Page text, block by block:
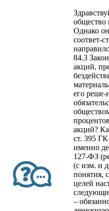
общество
Однако
соответ-
84.3
акций,
его
акций?
ст. 395
именно
127-ФЗ
(с изм. и
понятия,
целей
–